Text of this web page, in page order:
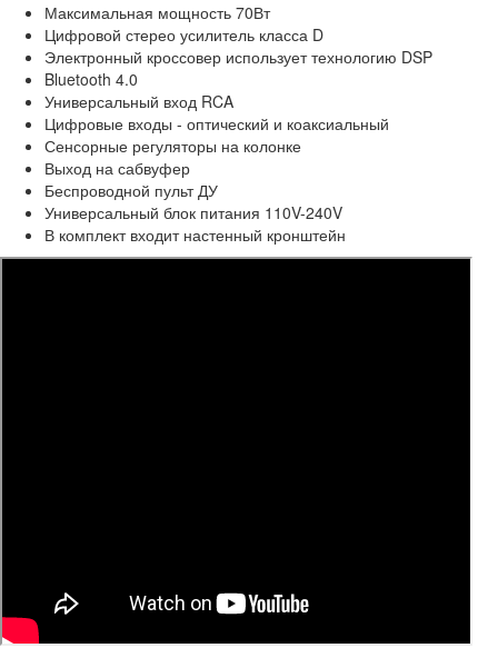
Максимальная мощность 70Вт
Цифровой стерео усилитель класса D
Электронный кроссовер использует технологию DSP
Bluetooth 4.0
Универсальный вход RCA
Цифровые входы - оптический и коаксиальный
Сенсорные регуляторы на колонке
Выход на сабвуфер
Беспроводной пульт ДУ
Универсальный блок питания 110V-240V
В комплект входит настенный кронштейн